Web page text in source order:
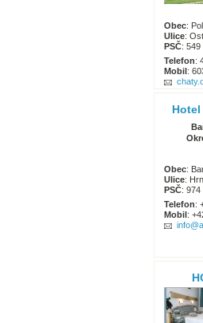
Obec:
Ulice:
PSČ: 549
Telefon:
Mobil:
Hotel
Obec:
Ulice:
PSČ: 974
Telefon:
Mobil: